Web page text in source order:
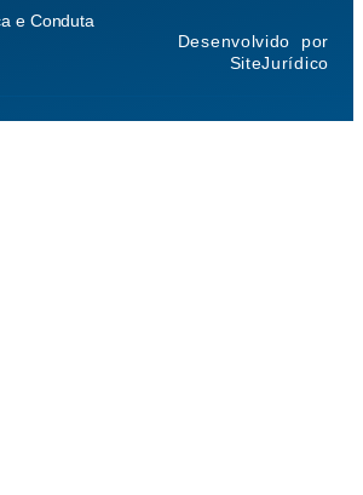
e Conduta
Desenvolvido por
SiteJurídico